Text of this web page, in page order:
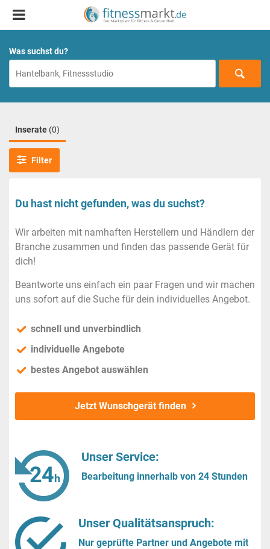
Was suchst du?
Inserate (0)
Filter
Du hast nicht gefunden, was du suchst?
Wir arbeiten mit namhaften Herstellern und Händlern der
Branche zusammen und finden das passende Gerät für
dich!
Beantworte uns einfach ein paar Fragen und wir machen
uns sofort auf die Suche für dein individuelles Angebot.
schnell und unverbindlich
individuelle Angebote
bestes Angebot auswählen
Jetzt Wunschgerät finden
Unser Service:
Bearbeitung innerhalb von 24 Stunden
Unser Qualitätsanspruch:
Nur geprüfte Partner und Angebote mit